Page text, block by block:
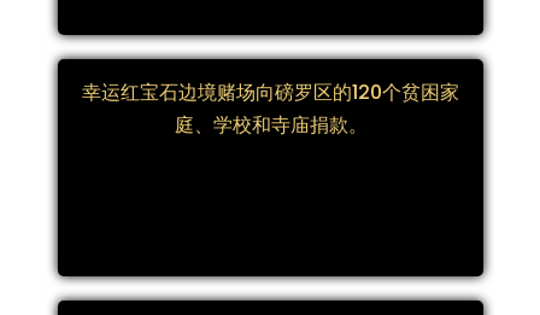
幸运红宝石边境赌场向磅罗区的120个贫困家
庭、学校和寺庙捐款。